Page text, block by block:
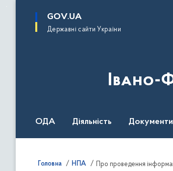
основного
GOV.UA
Державні сайти України
Івано-
ОДА Діяльність Документи
Головна НПА Про проведення